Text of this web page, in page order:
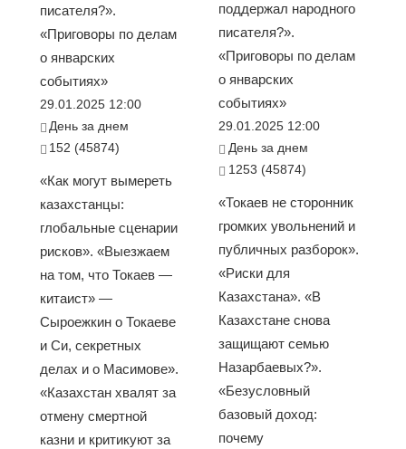
писателя?».
«Приговоры по делам
о январских
событиях»
29.01.2025 12:00
День за днем
152 (45874)
«Как могут вымереть
казахстанцы:
глобальные сценарии
рисков». «Выезжаем
на том, что Токаев —
китаист» —
Сыроежкин о Токаеве
и Си, секретных
делах и о Масимове».
«Казахстан хвалят за
отмену смертной
казни и критикуют за
поддержал народного
писателя?».
«Приговоры по делам
о январских
событиях»
29.01.2025 12:00
День за днем
1253 (45874)
«Токаев не сторонник
громких увольнений и
публичных разборок».
«Риски для
Казахстана». «В
Казахстане снова
защищают семью
Назарбаевых?».
«Безусловный
базовый доход:
почему